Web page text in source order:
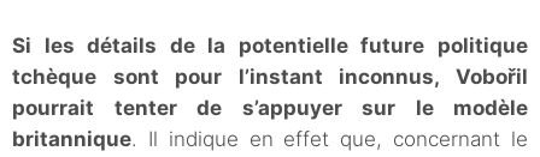
Si les détails de la potentielle future politique
tchèque sont pour l’instant inconnus, Vobořil
pourrait tenter de s’appuyer sur le modèle
britannique. Il indique en effet que, concernant le